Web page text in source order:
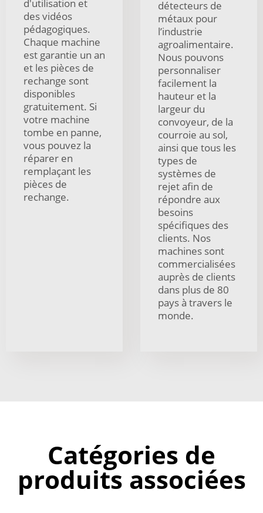
d'utilisation et
des vidéos
pédagogiques.
Chaque machine
est garantie un an
et les pièces de
rechange sont
disponibles
gratuitement. Si
votre machine
tombe en panne,
vous pouvez la
réparer en
remplaçant les
pièces de
rechange.
détecteurs de
métaux pour
l’industrie
agroalimentaire.
Nous pouvons
personnaliser
facilement la
hauteur et la
largeur du
convoyeur, de la
courroie au sol,
ainsi que tous les
types de
systèmes de
rejet afin de
répondre aux
besoins
spécifiques des
clients. Nos
machines sont
commercialisées
auprès de clients
dans plus de 80
pays à travers le
monde.
Catégories de
produits associées